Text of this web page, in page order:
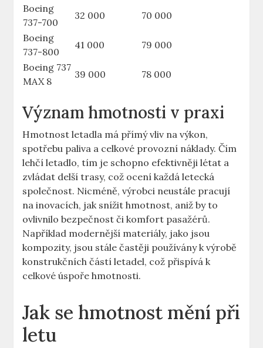
Boeing
737-700
32 000
70 ⁢000
Boeing
737-800
41 000
79 ⁤000
Boeing 737
MAX ​8
39⁤ 000 78 000
Význam hmotnosti v praxi
Hmotnost letadla má přímý vliv⁢ na výkon,
spotřebu paliva a celkové provozní náklady. Čím
lehčí letadlo, tím je schopno efektivněji létat​ a⁣
zvládat delší​ trasy, což ocení každá ​letecká‍
společnost.‌ Nicméně, výrobci‌ neustále⁤ pracují⁣
na ⁣inovacích, jak snížit hmotnost, ⁣aniž by to
ovlivnilo bezpečnost​ či komfort pasažérů.
⁤Například modernější materiály, jako jsou
⁢kompozity, jsou stále častěji používány k výrobě
konstrukčních částí letadel, což přispívá k​
celkové úspoře hmotnosti.
Jak se‍ hmotnost mění při
letu